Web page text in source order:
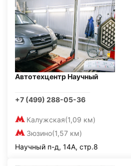
Автотехцентр Научный
+7 (499) 288-05-36
Калужская(1,09 км)
Зюзино(1,57 км)
Научный п-д, 14А, стр.8